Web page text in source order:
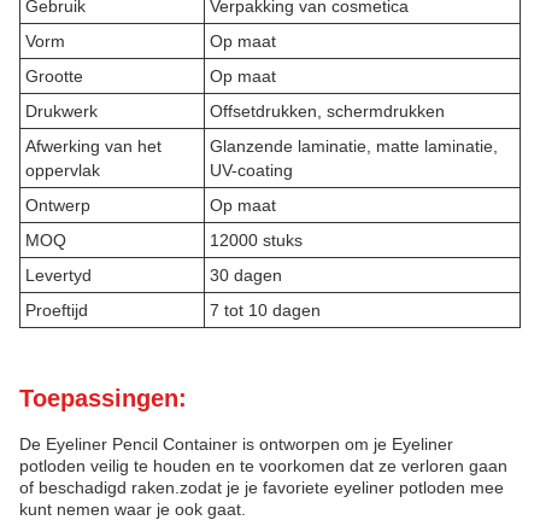
Gebruik
Verpakking van cosmetica
Vorm
Op maat
Grootte
Op maat
Drukwerk
Offsetdrukken, schermdrukken
Afwerking van het
oppervlak
Glanzende laminatie, matte laminatie,
UV-coating
Ontwerp
Op maat
MOQ
12000 stuks
Levertyd
30 dagen
Proeftijd
7 tot 10 dagen
Toepassingen:
De Eyeliner Pencil Container is ontworpen om je Eyeliner
potloden veilig te houden en te voorkomen dat ze verloren gaan
of beschadigd raken.zodat je je favoriete eyeliner potloden mee
kunt nemen waar je ook gaat.